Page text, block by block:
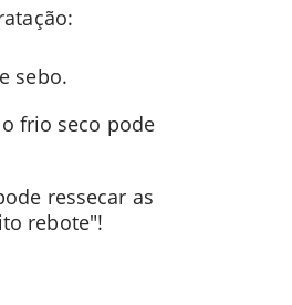
sebo.
frio seco pode
ressecar as
rebote"!